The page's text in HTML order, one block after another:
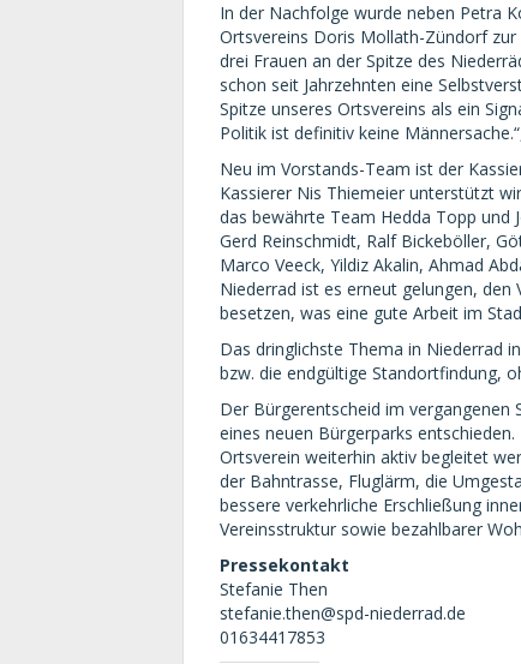
In der Nachfolge wurde neben Petra
Ortsvereins Doris Mollath-Zündorf
drei Frauen an der Spitze des
schon seit Jahrzehnten eine
Spitze unseres Ortsvereins als ein
Politik ist definitiv keine
Neu im Vorstands-Team ist der
Kassierer Nis Thiemeier unterstützt
das bewährte Team Hedda Topp und
Gerd Reinschmidt, Ralf Bickeböller,
Marco Veeck, Yildiz Akalin, Ahmad
Niederrad ist es erneut gelungen,
besetzen, was eine gute Arbeit im
Das dringlichste Thema in Niederrad
bzw. die endgültige Standortfindung,
Der Bürgerentscheid im vergangenen
eines neuen Bürgerparks
Ortsverein weiterhin aktiv begleitet
der Bahntrasse, Fluglärm, die
bessere verkehrliche Erschließung
Vereinsstruktur sowie bezahlbarer
Pressekontakt
Stefanie Then
stefanie.then@spd-niederrad.de
01634417853